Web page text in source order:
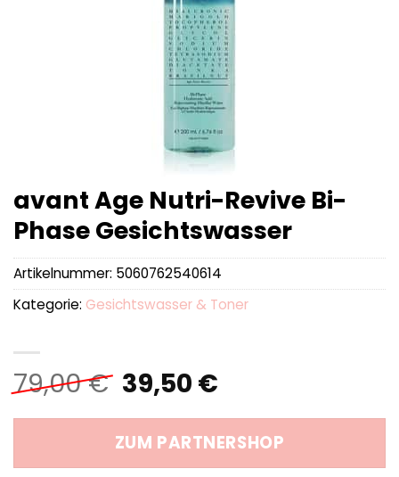
avant Age Nutri-Revive Bi-
Phase Gesichtswasser
79,00€ Ursprünglicher
Preis
war:
79,00 €
39,50 €Aktueller
ist:
39,50 €.
ZUM PARTNERSHOP
Artikelnummer: 5060762540614
Kategorie: Gesichtswasser & Toner